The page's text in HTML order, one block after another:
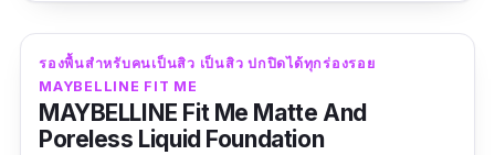
เบาบางอยู่แล้วแต่สำหรับเราไม่มีปัญหาที่ต้องการ
การปกปิดมากมาย ยังไม่ได้ลองใช้กับหน้า ถ้าใช้
แล้วไม่แพ้ซื้อซ้ำแน่นอนค่ะชอบทา cc มันเบาบางดี
รองพื้นสําหรับคนเป็นสิว เป็นสิว ปกปิดได้ทุกร่องรอย
MAYBELLINE FIT ME
MAYBELLINE Fit Me Matte And
Poreless Liquid Foundation